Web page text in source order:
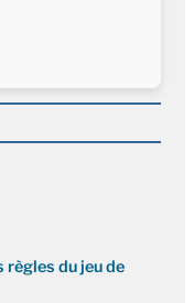
du jeu de